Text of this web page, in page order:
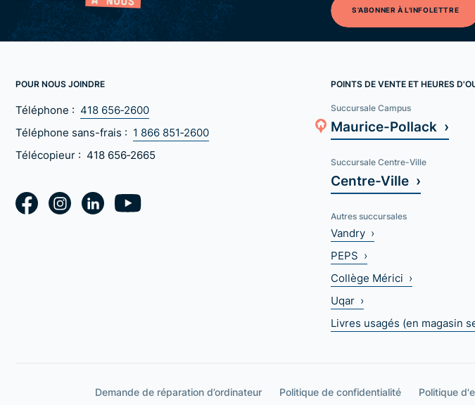
S'ABONNER À L'INFOLETTRE
POUR NOUS JOINDRE
Téléphone : 418 656‑2600
Téléphone sans-frais : 1 866 851‑2600
Télécopieur : 418 656‑2665
POINTS DE VENTE ET HEURES
Succursale Campus
Maurice-Pollack ›
Succursale Centre-Ville
Centre-Ville ›
Autres succursales
Vandry ›
PEPS ›
Collège Mérici ›
Uqar ›
Livres usagés (en magasin
Demande de réparation d’ordinateur Politique de confidentialité Politique